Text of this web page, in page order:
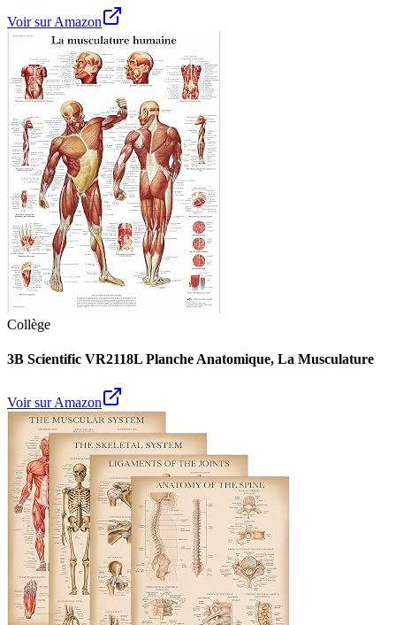
Voir sur Amazon
Collège
3B Scientific VR2118L Planche Anatomique, La Musculature
Voir sur Amazon